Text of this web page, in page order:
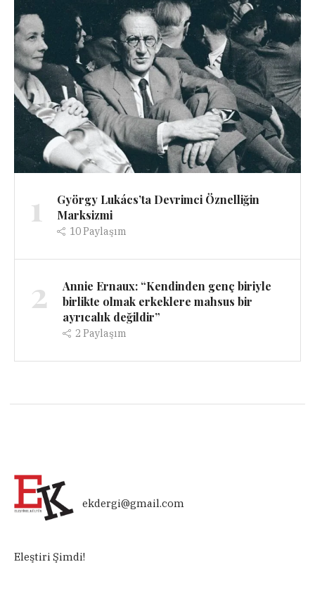
1
György Lukács’ta Devrimci Öznelliğin
Marksizmi
10Paylaşım
2
Annie Ernaux: “Kendinden genç biriyle
birlikte olmak erkeklere mahsus bir
ayrıcalık değildir”
2 Paylaşım
ekdergi@gmail.com
Eleştiri Şimdi!